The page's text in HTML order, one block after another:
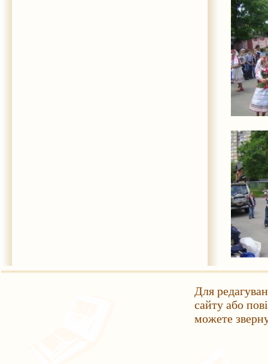
Для
сайту або
можете